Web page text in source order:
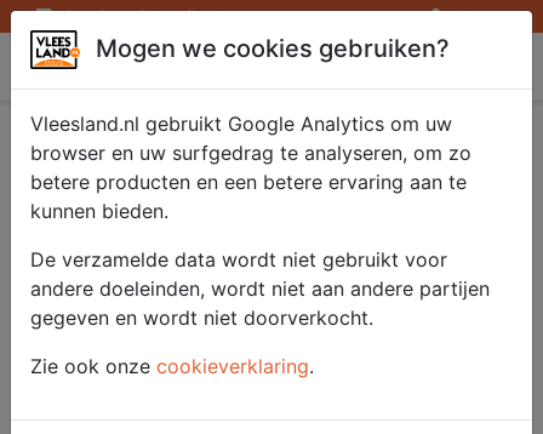
Openingstijden afhaalpunten Inloggen
Vleesland
Saté kipfilet
gemarineerd 4x200
gr.
51303
Categorie
Mogen we cookies gebruiken?
Vleesland.nl gebruikt Google Analytics om uw
browser en uw surfgedrag te analyseren, om zo
betere producten en een betere ervaring aan te
kunnen bieden.
De verzamelde data wordt niet gebruikt voor
andere doeleinden, wordt niet aan andere partijen
gegeven en wordt niet doorverkocht.
Zie ook onze cookieverklaring.